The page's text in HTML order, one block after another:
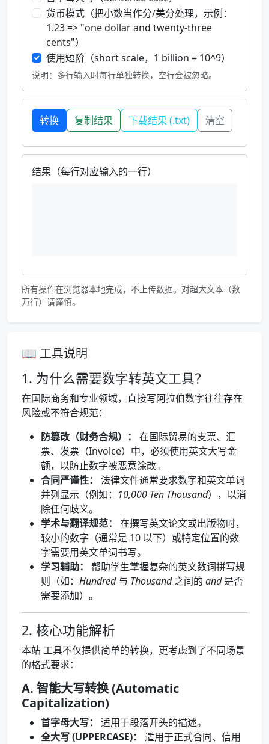
货币模式（把小数当作分/美分处理，示例：
1.23 => "one dollar and twenty-three
cents"）
使用短阶（short scale，1 billion = 10^9）
说明：多行输入时每行单独转换，空行会被忽略。
转换 复制结果 下载结果 (.txt) 清空
结果（每行对应输入的一行）
所有操作在浏览器本地完成，不上传数据。对超大文本（数
万行）请谨慎。
📖 工具说明
1. 为什么需要数字转英文工具？
在国际商务和专业领域，直接写阿拉伯数字往往存在
风险或不符合规范：
防篡改（财务合规）：
在国际贸易的支票、汇
票、发票（Invoice）中，必须使用英文大写金
额，以防止数字被恶意涂改。
合同严谨性：
法律文件通常要求数字和英文单词
并列显示（例如： 10,000 Ten Thousand），以消
除任何歧义。
学术与翻译规范：
在撰写英文论文或出版物时，
较小的数字（通常是 10 以下）或特定位置的数
字需要用英文单词书写。
学习辅助：
帮助学生掌握复杂的英文数词拼写规
则（如： Hundred与 Thousand之间的 and是否
需要添加）。
2. 核心功能解析
本站 工具不仅提供简单的转换，更考虑到了不同场景
的格式要求：
A. 智能大写转换 (Automatic
Capitalization)
首字母大写：
适用于段落开头的描述。
全大写 (UPPERCASE)：
适用于正式合同、信用